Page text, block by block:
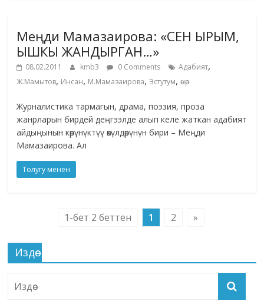
Меңди Мамазаирова: «СЕН ЫРЫМ,
ЫШКЫ ЖАНДЫРГАН…»
08.02.2011 kmb3 0 Comments Адабият,
Ж.Мамытов, Инсан, М.Мамазаирова,Эстутум,өнөр
Журналистика тармагын, драма, поэзия, проза
жанрларын бирдей деңгээлде алып келе жаткан адабият
айдыңынын көрүнүктүү өкүлдөрүнүн бири – Меңди
Мамазаирова. Ал
Толугу менен
1-бет 2 беттен 1 2 »
Издөө